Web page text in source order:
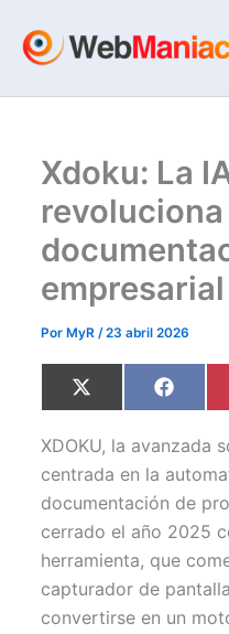
contenido
Xdoku: La
revoluciona
empresarial
Por MyR/23 abril 2026
Compartir
en
X
(
w
i
t
t
e
)
en
F
a
e
b
o
o
k
XDOKU, la avanzada
centrada en la
documentación de
cerrado el año 2025
herramienta, que
capturador de
convertirse en un